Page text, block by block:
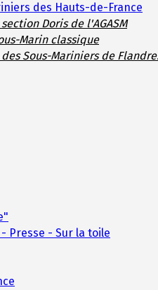
des Hauts-de-France
Doris de l'AGASM
Marin classique
Sous-Mariniers de
Presse - Sur la toile